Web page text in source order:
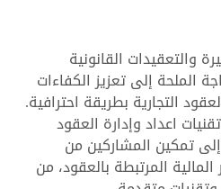
والتعقيدات القانونية
الملحة إلى تعزيز الكفاءات
التجارية بطريقة احترافية.
اعداد وإدارة العقود
إلى تمكين المشاركين من
المرتبطة بالعقود، من